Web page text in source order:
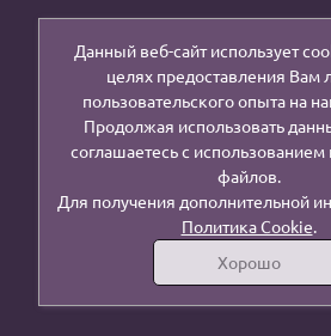
Данный веб-сайт использует
целях предоставления Вам
пользовательского опыта на
Продолжая использовать
соглашаетесь с
файлов.
Для получения дополнительной
Политика Cookie.
Хорошо